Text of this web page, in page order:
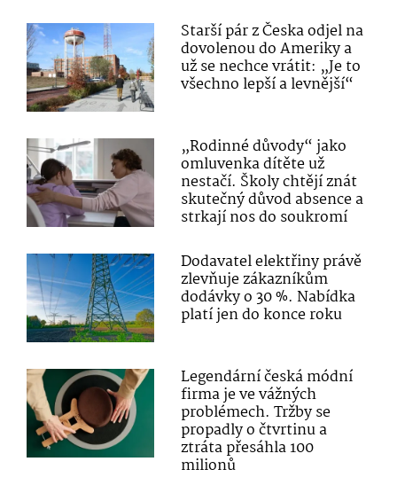
Starší pár z Česka odjel na
dovolenou do Ameriky a
už se nechce vrátit: „Je to
všechno lepší a levnější“
„Rodinné důvody“ jako
omluvenka dítěte už
nestačí. Školy chtějí znát
skutečný důvod absence a
strkají nos do soukromí
Dodavatel elektřiny právě
zlevňuje zákazníkům
dodávky o 30 %. Nabídka
platí jen do konce roku
Legendární česká módní
firma je ve vážných
problémech. Tržby se
propadly o čtvrtinu a
ztráta přesáhla 100
milionů